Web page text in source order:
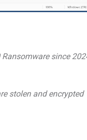
since
stolen and encrypted